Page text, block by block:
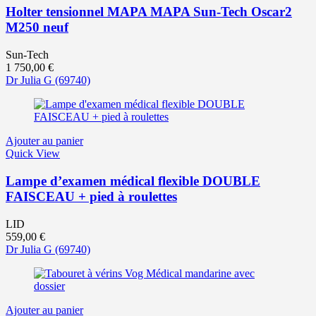
Holter tensionnel MAPA MAPA Sun-Tech Oscar2
M250 neuf
Sun-Tech
1 750,00 €
Dr Julia G (69740)
Ajouter au panier
Quick View
Lampe d’examen médical flexible DOUBLE
FAISCEAU + pied à roulettes
LID
559,00 €
Dr Julia G (69740)
Ajouter au panier